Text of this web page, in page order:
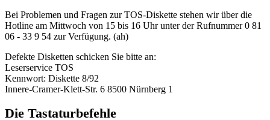
Bei Problemen und Fragen zur TOS-Diskette stehen wir über die
Hotline am Mittwoch von 15 bis 16 Uhr unter der Rufnummer 0 81
06 - 33 9 54 zur Verfügung. (ah)
Defekte Disketten schicken Sie bitte an:
Leserservice TOS
Kennwort: Diskette 8/92
Innere-Cramer-Klett-Str. 6 8500 Nürnberg 1
Die Tastaturbefehle